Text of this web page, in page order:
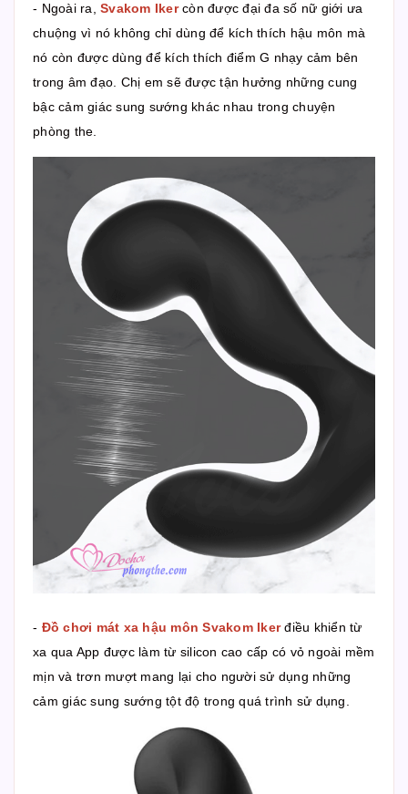
- Ngoài ra, Svakom Ikercòn được đại đa số nữ giới ưa
chuộng vì nó không chỉ dùng để kích thích hậu môn mà
nó còn được dùng để kích thích điểm G nhạy cảm bên
trong âm đạo. Chị em sẽ được tận hưởng những cung
bậc cảm giác sung sướng khác nhau trong chuyện
phòng the.
- Đồ chơi mát xa hậu môn Svakom Ikerđiều khiển từ
xa qua App được làm từ silicon cao cấp có vỏ ngoài mềm
mịn và trơn mượt mang lại cho người sử dụng những
cảm giác sung sướng tột độ trong quá trình sử dụng.